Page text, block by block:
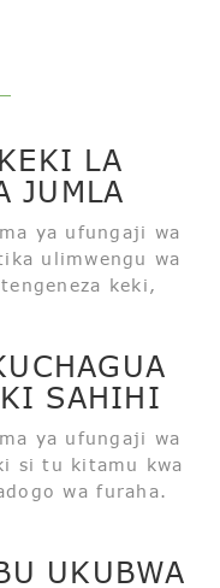
LA
JUMLA
ya ufungaji wa
ulimwengu wa
keki,
mwa...
SAHIHI
ya ufungaji wa
si tu kitamu kwa
wa furaha.
Ni...
UKUBWA